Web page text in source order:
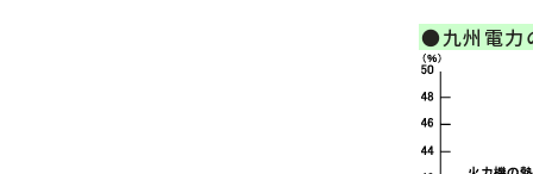
●九州電力